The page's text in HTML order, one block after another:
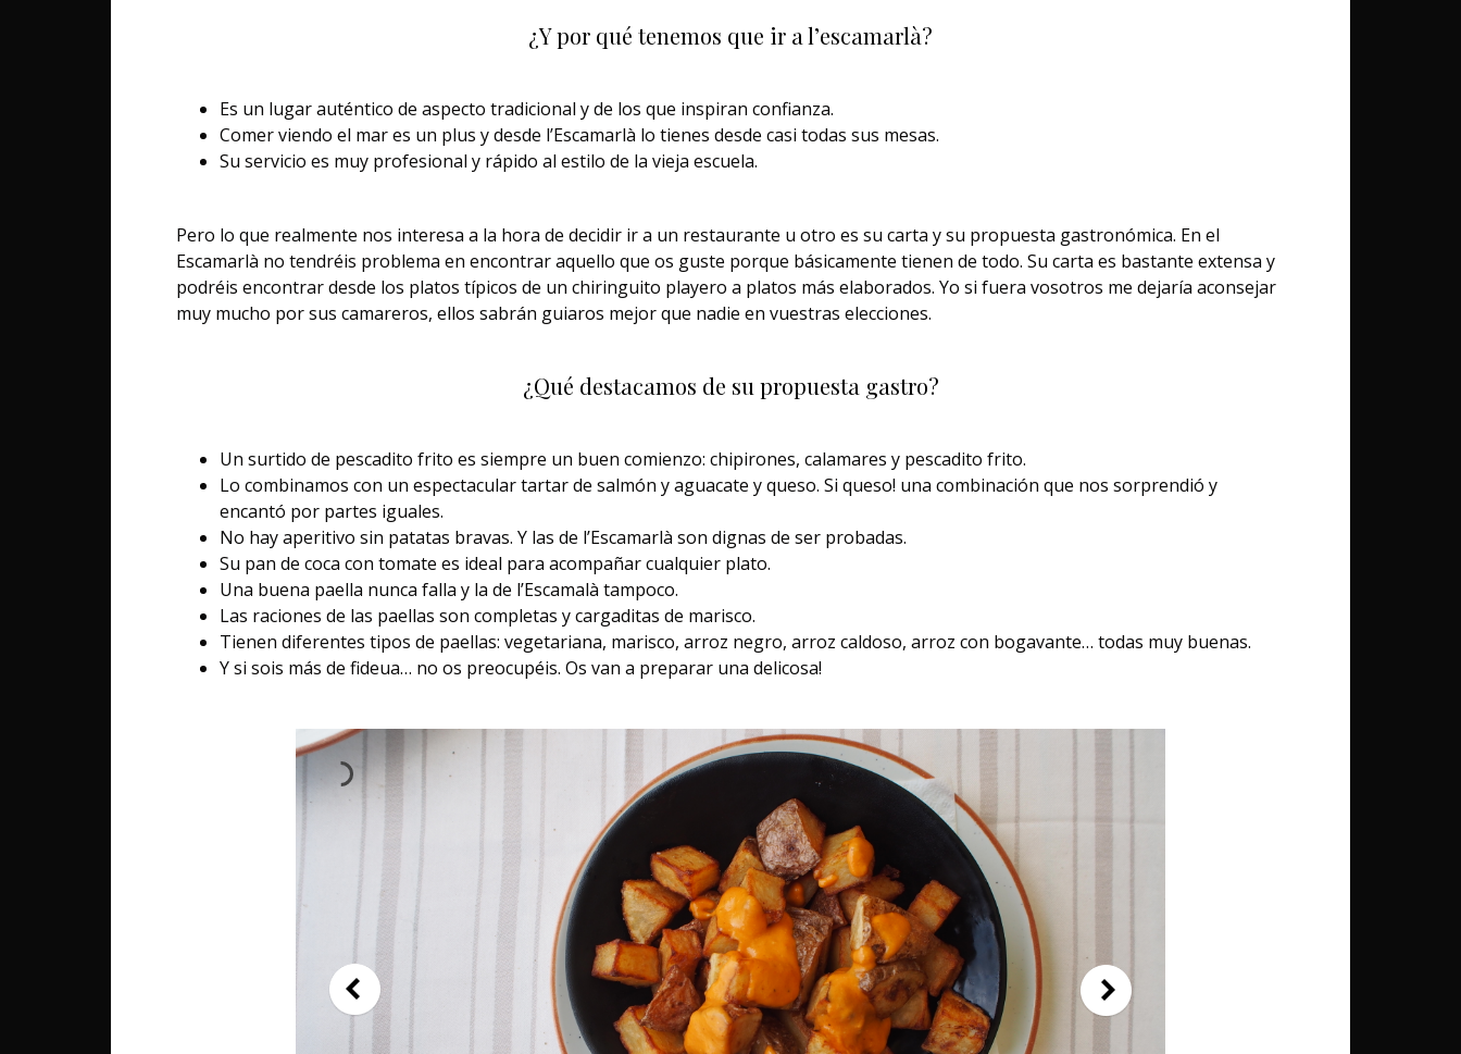
¿Y por qué tenemos que ir a l’escamarlà?
Es un lugar auténtico de aspecto tradicional y de los que inspiran confianza.
Comer viendo el mar es un plus y desde l’Escamarlà lo tienes desde casi todas sus mesas.
Su servicio es muy profesional y rápido al estilo de la vieja escuela.
Pero lo que realmente nos interesa a la hora de decidir ir a un restaurante u otro es su carta y su propuesta gastronómica. En el
Escamarlà no tendréis problema en encontrar aquello que os guste porque básicamente tienen de todo. Su carta es bastante extensa y
podréis encontrar desde los platos típicos de un chiringuito playero a platos más elaborados. Yo si fuera vosotros me dejaría aconsejar
muy mucho por sus camareros, ellos sabrán guiaros mejor que nadie en vuestras elecciones.
¿Qué destacamos de su propuesta gastro?
Un surtido de pescadito frito es siempre un buen comienzo: chipirones, calamares y pescadito frito.
Lo combinamos con un espectacular tartar de salmón y aguacate y queso. Si queso! una combinación que nos sorprendió y
encantó por partes iguales.
No hay aperitivo sin patatas bravas. Y las de l’Escamarlà son dignas de ser probadas.
Su pan de coca con tomate es ideal para acompañar cualquier plato.
Una buena paella nunca falla y la de l’Escamalà tampoco.
Las raciones de las paellas son completas y cargaditas de marisco.
Tienen diferentes tipos de paellas: vegetariana, marisco, arroz negro, arroz caldoso, arroz con bogavante… todas muy buenas.
Y si sois más de fideua… no os preocupéis. Os van a preparar una delicosa!